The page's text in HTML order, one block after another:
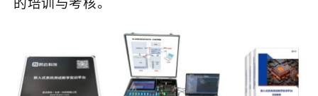
的培训与考核。